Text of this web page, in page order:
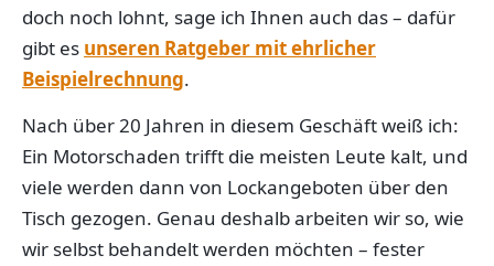
doch noch lohnt, sage ich Ihnen auch das – dafür
gibt es unseren Ratgeber mit ehrlicher
Beispielrechnung.
Nach über 20 Jahren in diesem Geschäft weiß ich:
Ein Motorschaden trifft die meisten Leute kalt, und
viele werden dann von Lockangeboten über den
Tisch gezogen. Genau deshalb arbeiten wir so, wie
wir selbst behandelt werden möchten – fester